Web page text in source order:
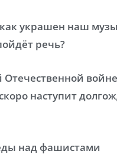
украшен наш
речь?
наступит
над фашистами